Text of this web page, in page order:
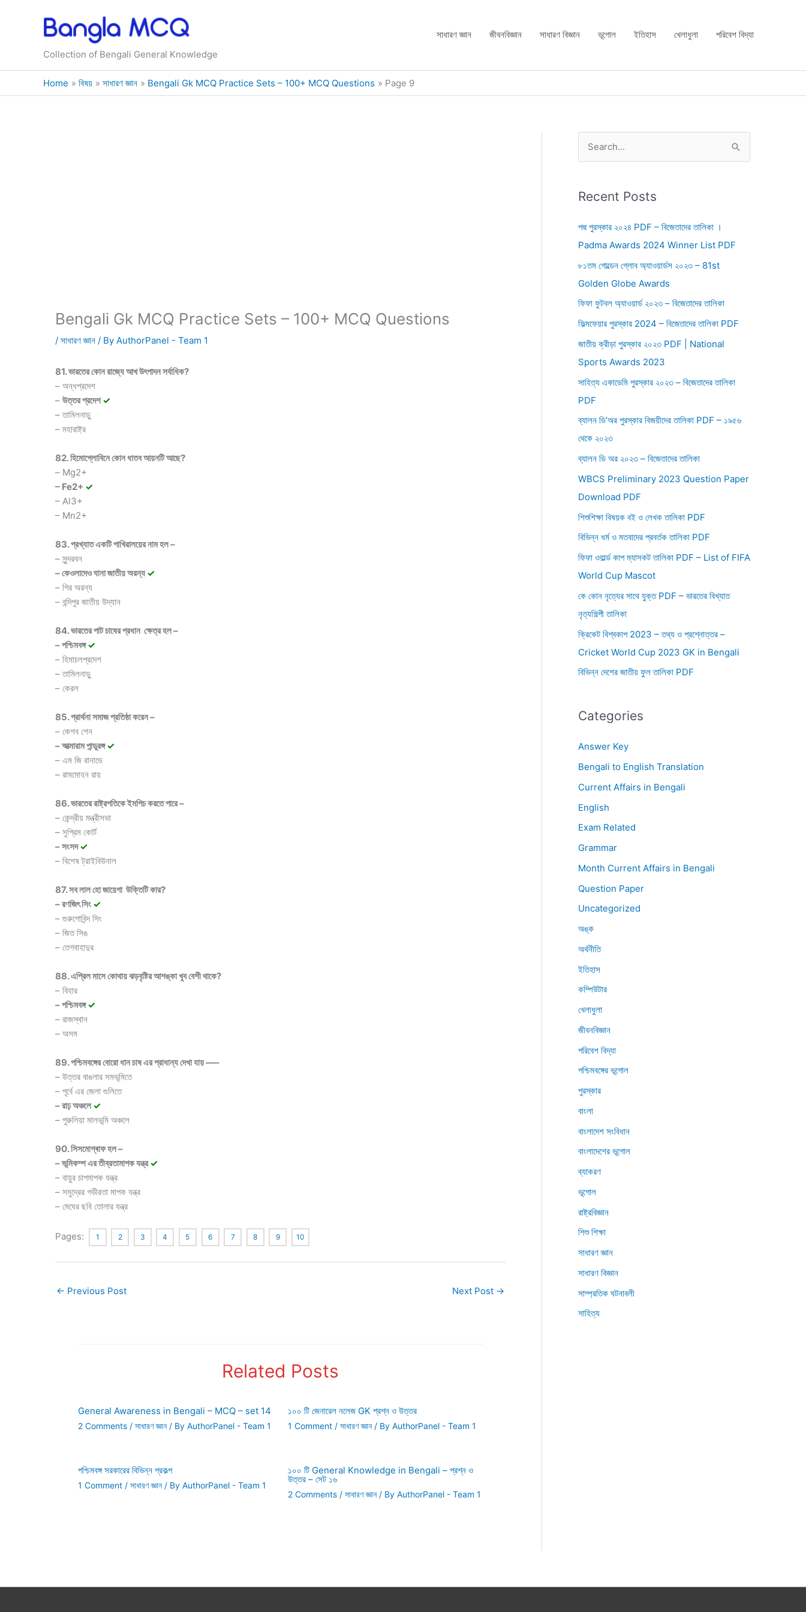
Collection of Bengali General Knowledge
সাধারণ জ্ঞান জীবনবিজ্ঞান সাধারণ বিজ্ঞান ভূগোল ইতিহাস খেলাধুলা পরিবেশ বিদ্যা
Home বিষয় সাধারণ জ্ঞান Bengali Gk MCQ Practice Sets – 100+ MCQ Questions Page 9
Bengali Gk MCQ Practice Sets – 100+ MCQ Questions
/ সাধারণ জ্ঞান / By AuthorPanel - Team 1
81. ভারতের কোন রাজ্যে আখ উৎপাদন সর্বাধিক?
– অন্ধপ্রদেশ
– উত্তর প্রদেশ✓
– তামিলনাড়ু
– মহারাষ্ট্র
82. হিমোগ্লোবিনে কোন ধাতব আয়নটি আছে?
– Mg2+
– Fe2+ ✓
– Al3+
– Mn2+
83. প্রখ্যাত একটি পাখিরালয়ের নাম হল –
– সুন্দরবন
– কেওলাদেও ঘানা জাতীয় অরন্য ✓
– গির অরন্য
– বন্দিপুর জাতীয় উদ্যান
84. ভারতের পাট চাষের প্রধান ক্ষেত্র হল –
– পশ্চিমবঙ্গ✓
– হিমাচলপ্রদেশ
– তামিলনাড়ু
– কেরল
85. প্রার্থনা সমাজ প্রতিষ্ঠা করেন –
– কেশব শেন
– আত্মারাম পান্ডুরঙ্গ✓
– এম জি রানাডে
– রামমোহন রায়
86. ভারতের রাষ্ট্রপতিকে ইমপিচ করতে পারে –
– কেন্দ্রীয় মন্ত্রীসভা
– সুপ্রিম কোর্ট
– সংসদ✓
– বিশেষ ট্রাইবিউনাল
87. সব লাল হো জায়েগা উক্তিটি কার?
– রণজিৎ সিং ✓
– গুরুগোবিন্দ সিং
– জিত সিঙ
– তেগবাহাদুর
88. এপ্রিল মাসে কোথায় ঝড়বৃষ্টির আশঙ্কা খুব বেশী থাকে?
– বিহার
– পশ্চিমবঙ্গ✓
– রাজস্থান
– অসম
89. পশ্চিমবঙ্গের বোরো ধান চাষ এর প্রাধান্য দেখা যায় —–
– উত্তর বাঙলার সমভূমিতে
– পূর্বে এর জেলা গুলিতে
– রাঢ় অঞ্চলে✓
– পুরুলিয়া মালভূমি অঞ্চলে
90. সিসমোগ্ৰাফ হল –
– ভূমিকম্প এর তীব্রতামাপক যন্ত্র✓
– বায়ুর চাপমাপক যন্ত্র
– সমুদ্রের গভীরতা মাপক যন্ত্র
– মেঘের ছবি তোলার যন্ত্র
Pages: 1 2 3 4 5 6 7 8 9 10
← Previous Post Next Post →
Related Posts
General Awareness in Bengali – MCQ – set 14
2 Comments / সাধারণ জ্ঞান/ By AuthorPanel - Team 1
১০০ টি জেনারেল নলেজ GK প্রশ্ন ও উত্তর
1 Comment / সাধারণ জ্ঞান/ By AuthorPanel - Team 1
পশ্চিমবঙ্গ সরকারের বিভিন্ন প্রকল্প
1 Comment / সাধারণ জ্ঞান/ By AuthorPanel - Team 1
১০০ টি General Knowledge in Bengali – প্রশ্ন ও
উত্তর – সেট ১৬
2 Comments / সাধারণ জ্ঞান/ By AuthorPanel - Team 1
r
h
f
o
r
:
Recent Posts
পদ্ম পুরস্কার ২০২৪ PDF – বিজেতাদের তালিকা ।
Padma Awards 2024 Winner List PDF
৮১তম গোল্ডেন গ্লোব অ্যাওয়ার্ডস ২০২৩ – 81st
Golden Globe Awards
ফিফা ফুটবল অ্যাওয়ার্ড ২০২৩ – বিজেতাদের তালিকা
ফিল্মফেয়ার পুরস্কার 2024 – বিজেতাদের তালিকা PDF
জাতীয় ক্রীড়া পুরস্কার ২০২৩ PDF | National
Sports Awards 2023
সাহিত্য একাডেমি পুরস্কার ২০২৩ – বিজেতাদের তালিকা
PDF
ব্যালন ডি’অর পুরস্কার বিজয়ীদের তালিকা PDF – ১৯৫৬
থেকে ২০২৩
ব্যালন ডি অর ২০২৩ – বিজেতাদের তালিকা
WBCS Preliminary 2023 Question Paper
Download PDF
শিশুশিক্ষা বিষয়ক বই ও লেখক তালিকা PDF
বিভিন্ন ধর্ম ও মতবাদের প্রবর্তক তালিকা PDF
ফিফা ওয়ার্ল্ড কাপ ম্যাসকট তালিকা PDF – List of FIFA
World Cup Mascot
কে কোন নৃত্যের সাথে যুক্ত PDF – ভারতের বিখ্যাত
নৃত্যশিল্পী তালিকা
ক্রিকেট বিশ্বকাপ 2023 – তথ্য ও প্রশ্নোত্তর –
Cricket World Cup 2023 GK in Bengali
বিভিন্ন দেশের জাতীয় ফুল তালিকা PDF
Categories
Answer Key
Bengali to English Translation
Current Affairs in Bengali
English
Exam Related
Grammar
Month Current Affairs in Bengali
Question Paper
Uncategorized
অঙ্ক
অর্থনীতি
ইতিহাস
কম্পিউটার
খেলাধুলা
জীবনবিজ্ঞান
পরিবেশ বিদ্যা
পশ্চিমবঙ্গের ভূগোল
পুরস্কার
বাংলা
বাংলাদেশ সংবিধান
বাংলাদেশের ভূগোল
ব্যাকরণ
ভূগোল
রাষ্ট্রবিজ্ঞান
শিশু শিক্ষা
সাধারণ জ্ঞান
সাধারণ বিজ্ঞান
সাম্প্রতিক ঘটনাবলী
সাহিত্য